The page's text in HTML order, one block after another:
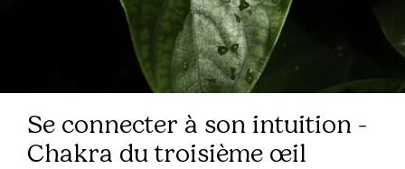
Se connecter à son intuition -
Chakra du troisième œil